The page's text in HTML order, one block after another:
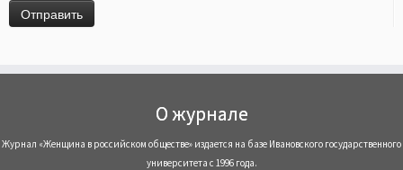
О журнале
Журнал «Женщина в российском обществе» издается на базе Ивановского государственного
университета с 1996 года.